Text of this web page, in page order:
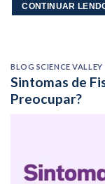
CONTINUAR
BLOG SCIENCE VALLEY
Sintomas de
Preocupar?